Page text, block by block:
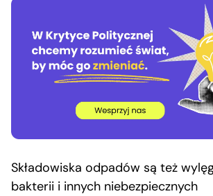
Składowiska odpadów są też
bakterii i innych niebezpiecznych